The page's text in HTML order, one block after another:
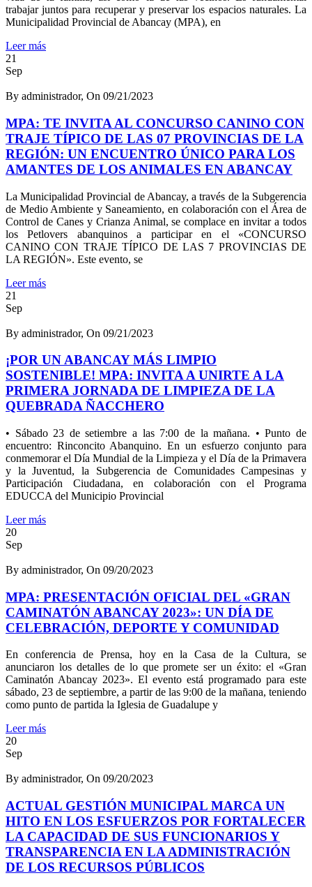
trabajar juntos para recuperar y preservar los espacios naturales. La
Municipalidad Provincial de Abancay (MPA), en
Leer más
21
Sep
By administrador, On 09/21/2023
MPA: TE INVITA AL CONCURSO CANINO CON
TRAJE TÍPICO DE LAS 07 PROVINCIAS DE LA
REGIÓN: UN ENCUENTRO ÚNICO PARA LOS
AMANTES DE LOS ANIMALES EN ABANCAY
La Municipalidad Provincial de Abancay, a través de la Subgerencia
de Medio Ambiente y Saneamiento, en colaboración con el Área de
Control de Canes y Crianza Animal, se complace en invitar a todos
los Petlovers abanquinos a participar en el «CONCURSO
CANINO CON TRAJE TÍPICO DE LAS 7 PROVINCIAS DE
LA REGIÓN». Este evento, se
Leer más
21
Sep
By administrador, On 09/21/2023
¡POR UN ABANCAY MÁS LIMPIO
SOSTENIBLE! MPA: INVITA A UNIRTE A LA
PRIMERA JORNADA DE LIMPIEZA DE LA
QUEBRADA ÑACCHERO
• Sábado 23 de setiembre a las 7:00 de la mañana. • Punto de
encuentro: Rinconcito Abanquino. En un esfuerzo conjunto para
conmemorar el Día Mundial de la Limpieza y el Día de la Primavera
y la Juventud, la Subgerencia de Comunidades Campesinas y
Participación Ciudadana, en colaboración con el Programa
EDUCCA del Municipio Provincial
Leer más
20
Sep
By administrador, On 09/20/2023
MPA: PRESENTACIÓN OFICIAL DEL «GRAN
CAMINATÓN ABANCAY 2023»: UN DÍA DE
CELEBRACIÓN, DEPORTE Y COMUNIDAD
En conferencia de Prensa, hoy en la Casa de la Cultura, se
anunciaron los detalles de lo que promete ser un éxito: el «Gran
Caminatón Abancay 2023». El evento está programado para este
sábado, 23 de septiembre, a partir de las 9:00 de la mañana, teniendo
como punto de partida la Iglesia de Guadalupe y
Leer más
20
Sep
By administrador, On 09/20/2023
ACTUAL GESTIÓN MUNICIPAL MARCA UN
HITO EN LOS ESFUERZOS POR FORTALECER
LA CAPACIDAD DE SUS FUNCIONARIOS Y
TRANSPARENCIA EN LA ADMINISTRACIÓN
DE LOS RECURSOS PÚBLICOS